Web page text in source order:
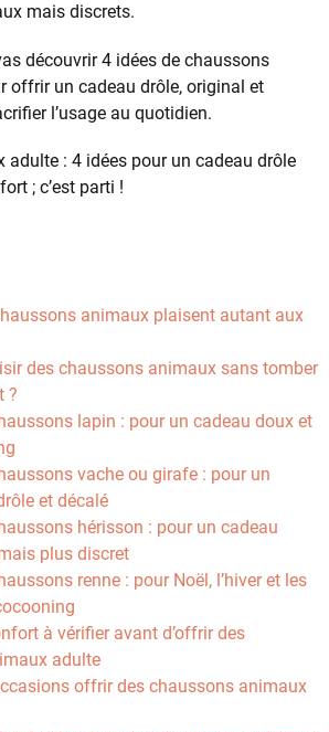
mais discrets.
découvrir 4 idées de chaussons
offrir un cadeau drôle, original et
l’usage au quotidien.
adulte : 4 idées pour un cadeau drôle
; c’est parti !
animaux plaisent autant aux
des chaussons animaux sans tomber
?
lapin : pour un cadeau doux et
vache ou girafe : pour un
et décalé
hérisson : pour un cadeau
plus discret
renne : pour Noël, l’hiver et les
à vérifier avant d’offrir des
adulte
offrir des chaussons animaux